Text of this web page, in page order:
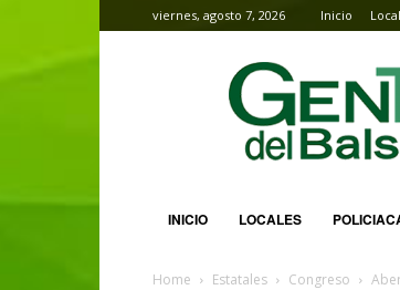
viernes, agosto 7, 2026 Inicio
Gente
del
Balsas
INICIO LOCALES
Home Estatales Congreso